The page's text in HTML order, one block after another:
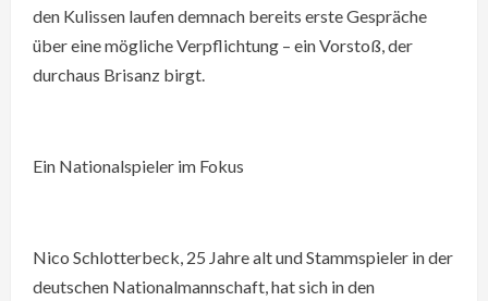
den Kulissen laufen demnach bereits erste Gespräche
über eine mögliche Verpflichtung – ein Vorstoß, der
durchaus Brisanz birgt.
Ein Nationalspieler im Fokus
Nico Schlotterbeck, 25 Jahre alt und Stammspieler in der
deutschen Nationalmannschaft, hat sich in den